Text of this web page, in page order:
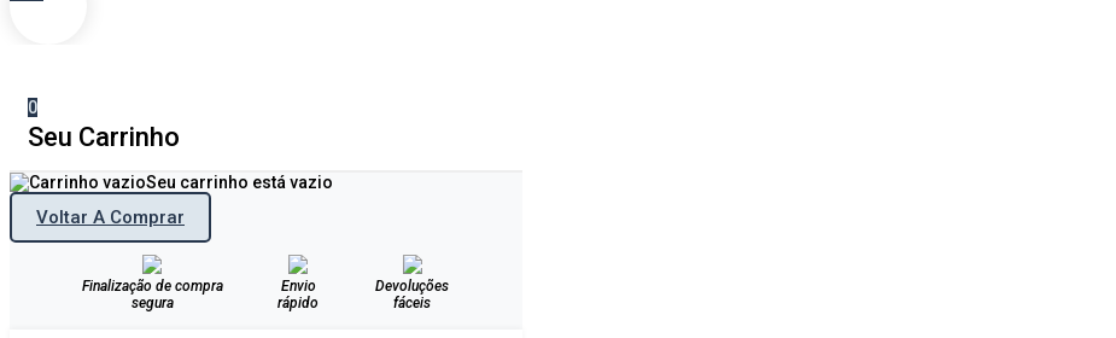
0
Seu Carrinho
Seu carrinho está vazio
Voltar A Comprar
Finalização de compra
segura
Envio
rápido
Devoluções
fáceis